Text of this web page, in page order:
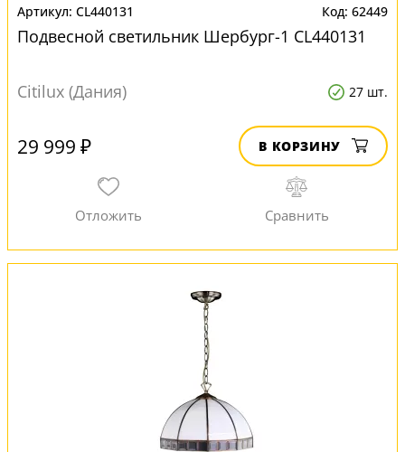
CL440131 62449
Подвесной светильник Шербург-1 CL440131
Citilux (Дания) 27 шт.
29 999 ₽ В КОРЗИНУ